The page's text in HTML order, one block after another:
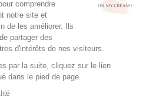
comprendre
notre site et
de les améliorer. Ils
partager des
d'intérêts de nos visiteurs.
par la suite, cliquez sur le lien
dans le pied de page.